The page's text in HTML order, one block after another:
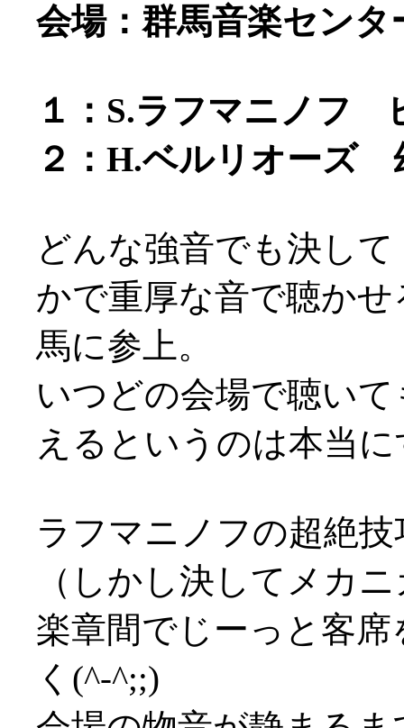
会場：群馬音楽センタ
１：S.ラフマニノフ
２：H.ベルリオーズ
どんな強音でも決し
かで重厚な音で聴か
馬に参上。
いつどの会場で聴い
えるというのは本当
ラフマニノフの超絶
（しかし決してメカ
楽章間でじーっと客
く(^-^;;)